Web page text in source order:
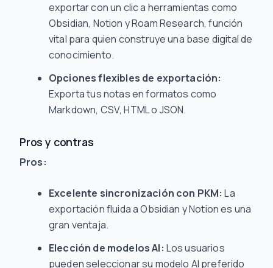
exportar con un clic a herramientas como
Obsidian, Notion y Roam Research, función
vital para quien construye una base digital de
conocimiento.
Opciones flexibles de exportación:
Exporta tus notas en formatos como
Markdown, CSV, HTML o JSON.
Pros y contras
Pros:
Excelente sincronización con PKM: La
exportación fluida a Obsidian y Notion es una
gran ventaja.
Elección de modelos AI: Los usuarios
pueden seleccionar su modelo AI preferido